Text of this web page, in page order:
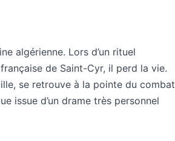
algérienne. Lors d’un rituel
de Saint-Cyr, il perd la vie.
se retrouve à la pointe du combat
issue d’un drame très personnel